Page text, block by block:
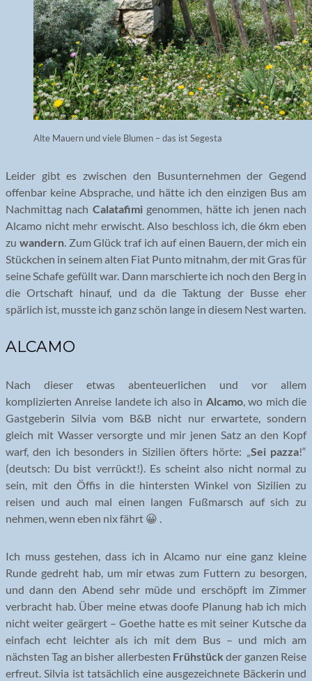
Alte Mauern und viele Blumen – das ist Segesta
Leider gibt es zwischen den Busunternehmen der Gegend
offenbar keine Absprache, und hätte ich den einzigen Bus am
Nachmittag nach Calatafimigenommen, hätte ich jenen nach
Alcamo nicht mehr erwischt. Also beschloss ich, die 6km eben
zu wandern. Zum Glück traf ich auf einen Bauern, der mich ein
Stückchen in seinem alten Fiat Punto mitnahm, der mit Gras für
seine Schafe gefüllt war. Dann marschierte ich noch den Berg in
die Ortschaft hinauf, und da die Taktung der Busse eher
spärlich ist, musste ich ganz schön lange in diesem Nest warten.
ALCAMO
Nach dieser etwas abenteuerlichen und vor allem
komplizierten Anreise landete ich also in Alcamo, wo mich die
Gastgeberin Silvia vom B&B nicht nur erwartete, sondern
gleich mit Wasser versorgte und mir jenen Satz an den Kopf
warf, den ich besonders in Sizilien öfters hörte: „Sei pazza!“
(deutsch: Du bist verrückt!). Es scheint also nicht normal zu
sein, mit den Öffis in die hintersten Winkel von Sizilien zu
reisen und auch mal einen langen Fußmarsch auf sich zu
nehmen, wenn eben nix fährt 😀 .
Ich muss gestehen, dass ich in Alcamo nur eine ganz kleine
Runde gedreht hab, um mir etwas zum Futtern zu besorgen,
und dann den Abend sehr müde und erschöpft im Zimmer
verbracht hab. Über meine etwas doofe Planung hab ich mich
nicht weiter geärgert – Goethe hatte es mit seiner Kutsche da
einfach echt leichter als ich mit dem Bus – und mich am
nächsten Tag an bisher allerbesten Frühstück der ganzen Reise
erfreut. Silvia ist tatsächlich eine ausgezeichnete Bäckerin und